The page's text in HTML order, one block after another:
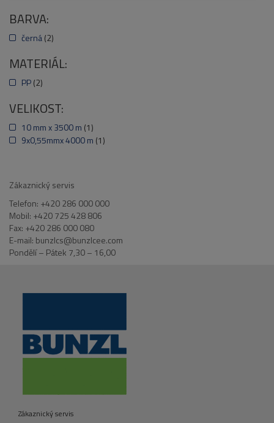
BARVA:
černá (2)
MATERIÁL:
PP (2)
VELIKOST:
10 mm x 3500 m (1)
9x0,55mmx 4000 m (1)
Zákaznický servis
Telefon: +420 286 000 000
Mobil: +420 725 428 806
Fax: +420 286 000 080
E-mail: bunzlcs@bunzlcee.com
Pondělí – Pátek 7,30 – 16,00
Zákaznický servis